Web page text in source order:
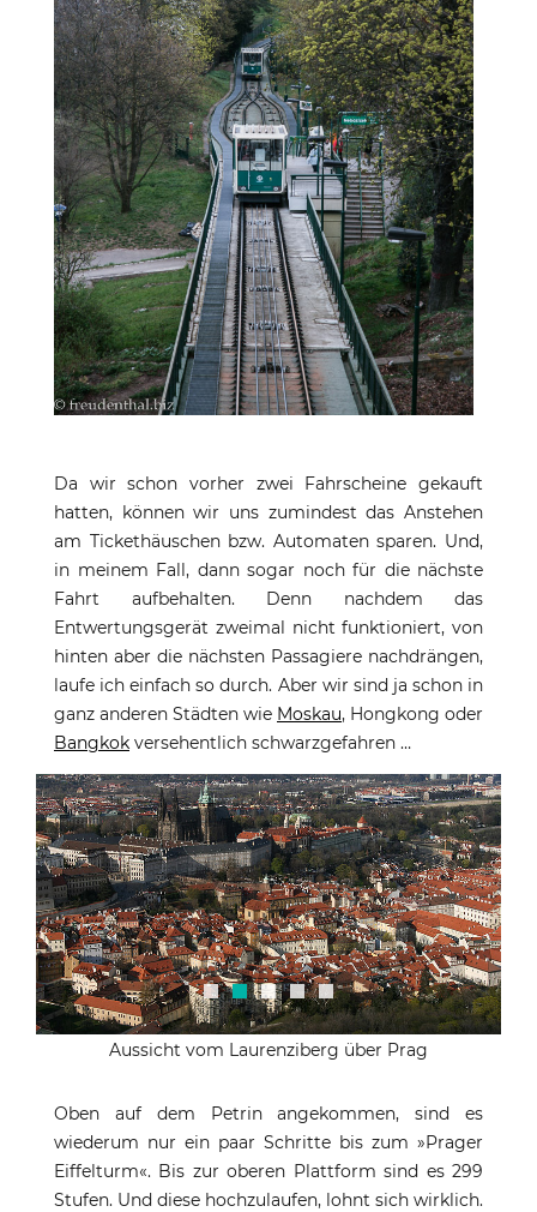
Da wir schon vorher zwei Fahrscheine gekauft
hatten, können wir uns zumindest das Anstehen
am Tickethäuschen bzw. Automaten sparen. Und,
in meinem Fall, dann sogar noch für die nächste
Fahrt aufbehalten. Denn nachdem das
Entwertungsgerät zweimal nicht funktioniert, von
hinten aber die nächsten Passagiere nachdrängen,
laufe ich einfach so durch. Aber wir sind ja schon in
ganz anderen Städten wie Moskau, Hongkong oder
Bangkok versehentlich schwarzgefahren …
Aussicht vom Laurenziberg über Prag
Oben auf dem Petrin angekommen, sind es
wiederum nur ein paar Schritte bis zum »Prager
Eiffelturm«. Bis zur oberen Plattform sind es 299
Stufen. Und diese hochzulaufen, lohnt sich wirklich.